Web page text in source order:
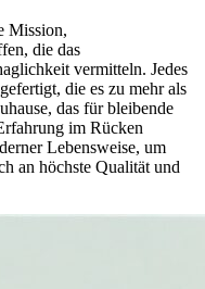
Mission,
die das
vermitteln. Jedes
die es zu mehr als
das für bleibende
im Rücken
Lebensweise, um
an höchste Qualität und